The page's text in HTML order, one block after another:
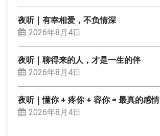
夜听｜有幸相爱，不负情深
2026年8月4日
夜听｜聊得来的人，才是一生的伴
2026年8月4日
夜听｜懂你 + 疼你 + 容你 = 最真的感情
2026年8月4日